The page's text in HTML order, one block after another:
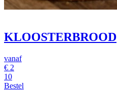
KLOOSTERBROOD
vanaf
€ 2
10
Bestel